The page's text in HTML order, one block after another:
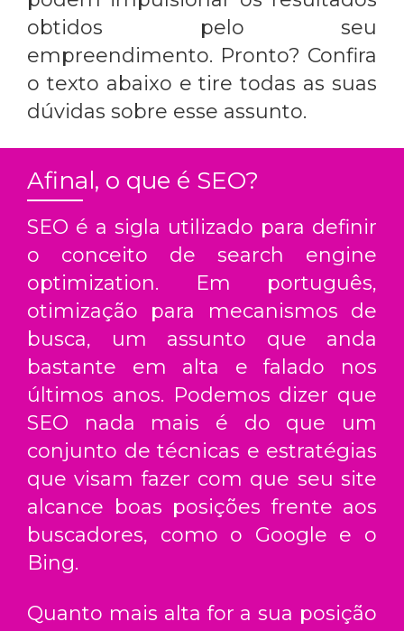
obtidos pelo seu
empreendimento. Pronto? Confira
o texto abaixo e tire todas as suas
dúvidas sobre esse assunto.
Afinal, o que é SEO?
SEO é a sigla utilizado para definir
o conceito de search engine
optimization. Em português,
otimização para mecanismos de
busca, um assunto que anda
bastante em alta e falado nos
últimos anos. Podemos dizer que
SEO nada mais é do que um
conjunto de técnicas e estratégias
que visam fazer com que seu site
alcance boas posições frente aos
buscadores, como o Google e o
Bing.
Quanto mais alta for a sua posição